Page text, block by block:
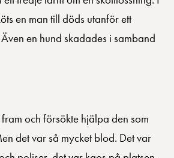
en man till döds utanför ett
en hund skadades i samband
och försökte hjälpa den som
det var så mycket blod. Det var